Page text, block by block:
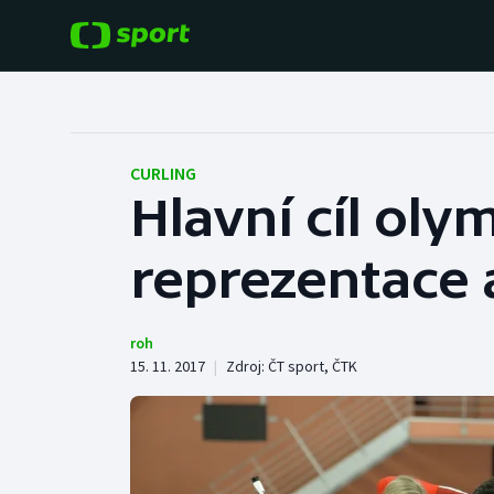
Hokej
Tenis
Cyklistika
Baseball a softbal
Basketbal
Boby a skeleton
Box
CURLING
Hlavní cíl
reprezentace
roh
15. 11. 2017 | Zdroj: ČT sport, ČTK